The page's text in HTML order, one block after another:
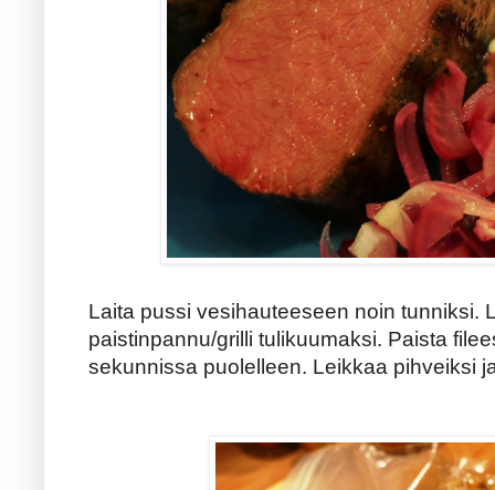
Laita pussi vesihauteeseen noin tunniksi.
paistinpannu/grilli tulikuumaksi. Paista
sekunnissa puolelleen. Leikkaa pihveiksi